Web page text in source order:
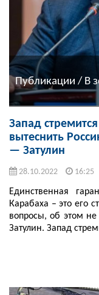
Публикации / В
Запад
вытеснить
— Затулин
28.10.2022 16:25
Единственная
Карабаха – это его
вопросы, об этом
Затулин. Запад